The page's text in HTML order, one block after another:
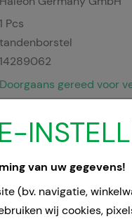
van uw gegevens!
(bv. navigatie,
wij cookies,
1 Pcs
tandenborstel
14289062
Doorgaans gereed voor
PARODONTAX
1Pcs
tandenborstel
13584787